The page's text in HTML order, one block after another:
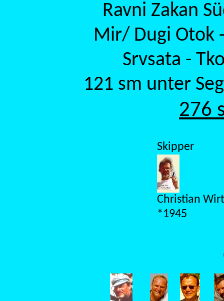
Ravni Zakan
Mir/ Dugi Otok
Srvsata -
121 sm unter
276
Skipper
Christian
*1945